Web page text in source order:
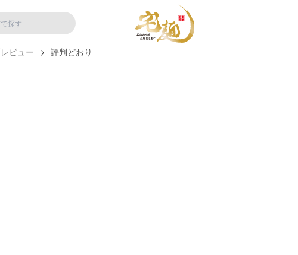
ビュー 評判どおり